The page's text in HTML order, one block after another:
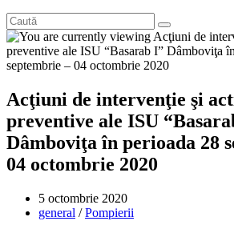
Acţiuni de intervenţie şi
preventive ale ISU
Dâmboviţa în perioada 28
04 octombrie 2020
Post
published:
5 octombrie 2020
Post
general / Pompierii